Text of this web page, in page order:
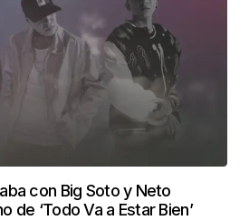
con Big Soto y Neto
de ‘Todo Va a Estar Bien’